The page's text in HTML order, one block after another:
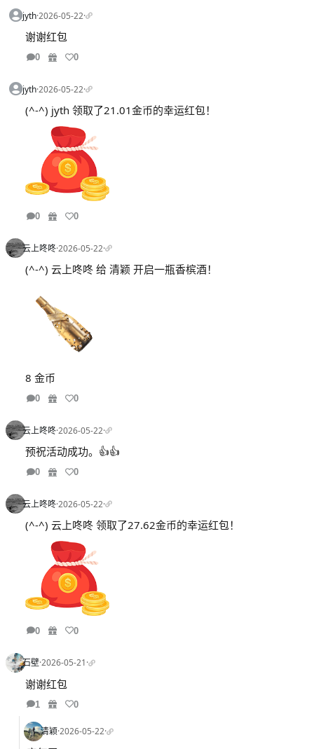
jyth·2026-05-22·
谢谢红包
0 0
jyth·2026-05-22·
(^-^) jyth 领取了21.01金币的幸运红包！
0 0
云上咚咚·2026-05-22·
(^-^) 云上咚咚 给 清颖 开启一瓶香槟酒！
8 金币
0 0
云上咚咚·2026-05-22·
预祝活动成功。👍👍
0 0
云上咚咚·2026-05-22·
(^-^) 云上咚咚 领取了27.62金币的幸运红包！
0 0
石壁·2026-05-21·
谢谢红包
1 0
清颖·2026-05-22·